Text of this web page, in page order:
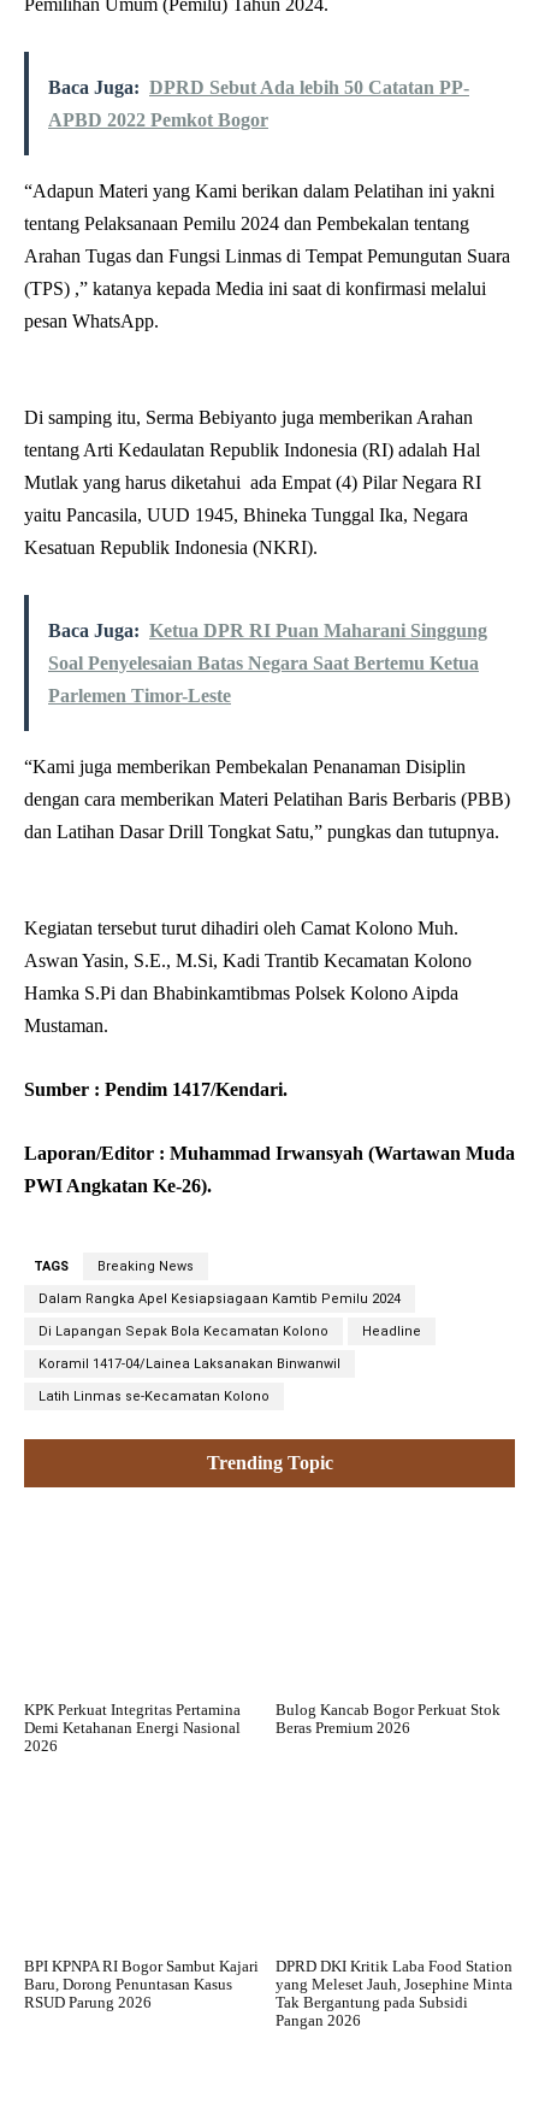
Pemilihan Umum (Pemilu) Tahun 2024.
Baca Juga: DPRD Sebut Ada lebih 50 Catatan PP-
APBD 2022 Pemkot Bogor
“Adapun Materi yang Kami berikan dalam Pelatihan ini yakni
tentang Pelaksanaan Pemilu 2024 dan Pembekalan tentang
Arahan Tugas dan Fungsi Linmas di Tempat Pemungutan Suara
(TPS) ,” katanya kepada Media ini saat di konfirmasi melalui
pesan WhatsApp.
Di samping itu, Serma Bebiyanto juga memberikan Arahan
tentang Arti Kedaulatan Republik Indonesia (RI) adalah Hal
Mutlak yang harus diketahui ada Empat (4) Pilar Negara RI
yaitu Pancasila, UUD 1945, Bhineka Tunggal Ika, Negara
Kesatuan Republik Indonesia (NKRI).
Baca Juga: Ketua DPR RI Puan Maharani Singgung
Soal Penyelesaian Batas Negara Saat Bertemu Ketua
Parlemen Timor-Leste
“Kami juga memberikan Pembekalan Penanaman Disiplin
dengan cara memberikan Materi Pelatihan Baris Berbaris (PBB)
dan Latihan Dasar Drill Tongkat Satu,” pungkas dan tutupnya.
Kegiatan tersebut turut dihadiri oleh Camat Kolono Muh.
Aswan Yasin, S.E., M.Si, Kadi Trantib Kecamatan Kolono
Hamka S.Pi dan Bhabinkamtibmas Polsek Kolono Aipda
Mustaman.
Sumber : Pendim 1417/Kendari.
Laporan/Editor : Muhammad Irwansyah (Wartawan Muda
PWI Angkatan Ke-26).
TAGS Breaking News
Dalam Rangka Apel Kesiapsiagaan Kamtib Pemilu 2024
Di Lapangan Sepak Bola Kecamatan Kolono Headline
Koramil 1417-04/Lainea Laksanakan Binwanwil
Latih Linmas se-Kecamatan Kolono
Trending Topic
KPK Perkuat Integritas Pertamina
Demi Ketahanan Energi Nasional
2026
Bulog Kancab Bogor Perkuat Stok
Beras Premium 2026
BPI KPNPA RI Bogor Sambut Kajari
Baru, Dorong Penuntasan Kasus
RSUD Parung 2026
DPRD DKI Kritik Laba Food Station
yang Meleset Jauh, Josephine Minta
Tak Bergantung pada Subsidi
Pangan 2026